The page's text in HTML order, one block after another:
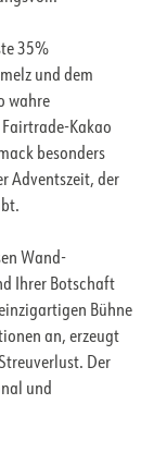
35%
und dem
wahre
Kakao
besonders
Adventszeit, der
Wand-
Ihrer Botschaft
Bühne
an, erzeugt
Der
und